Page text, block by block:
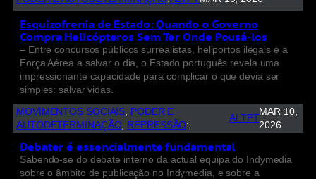
Esquizofrenia de Estado: Quando o Governo
Compra Helicópteros Sem Ter Onde Pousá-los
– Entre concursos públicos surrealistas, heliportos ilegais e a
Força Aérea a salvar o dia, o Estado português revela uma
impressionante capacidade para complicar o que devia ser
simples: salvar vidas.
MOVIMENTOS SOCIAIS PODER E
AUTODETERMINAÇÃO, REPRESSÃO:
ALTPT
MAR 10,
2026
Debater é essencialmente fundamental
Sabendo-se do debate interno da actual equipa do Indymedia
sobre o âmbito de publicação no Indymedia, e sobre a